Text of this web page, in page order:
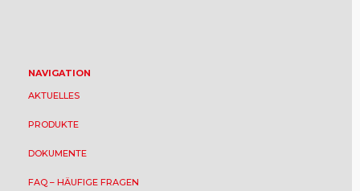
NAVIGATION
AKTUELLES
PRODUKTE
DOKUMENTE
FAQ – HÄUFIGE FRAGEN